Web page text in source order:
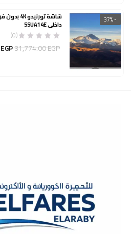
داخلي 55UA14E
(0)
31,774.00EGP
EGP
- 37%